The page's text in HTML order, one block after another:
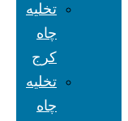
تخلیه
چاه
کرج
تخلیه
چاه